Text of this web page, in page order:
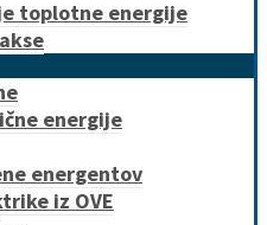
toplotne energije
energije
energentov
iz OVE